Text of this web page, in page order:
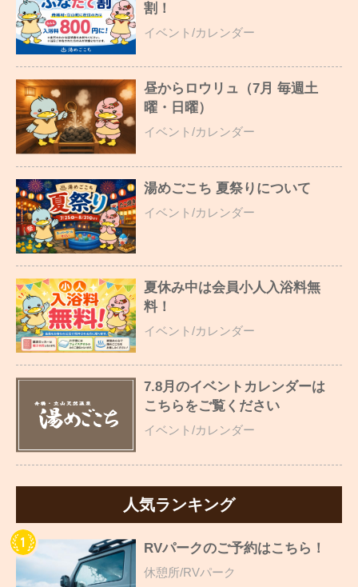
割！
イベント/カレンダー
昼からロウリュ（7月 毎週土
曜・日曜）
イベント/カレンダー
湯めごこち 夏祭りについて
イベント/カレンダー
夏休み中は会員小人入浴料無
料！
イベント/カレンダー
7.8月のイベントカレンダーは
こちらをご覧ください
イベント/カレンダー
人気ランキング
RVパークのご予約はこちら！
休憩所/RVパーク